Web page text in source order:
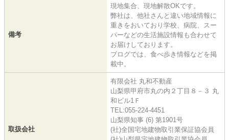
備考
現地集合、現地解散OKです。
弊社は、他社さんと違い地域情報に
重きをおいており学校、病院、スー
パーなどの生活施設情報も合わせて
お届けしております。
ブログでは、食べ歩き情報などを掲
載中。
取扱会社
有限会社 丸和不動産
山梨県甲府市丸の内２丁目８－３ 丸
和ビル1Ｆ
TEL:055-224-4451
山梨県知事 (6) 第1901号
(社)全国宅地建物取引業保証協会員